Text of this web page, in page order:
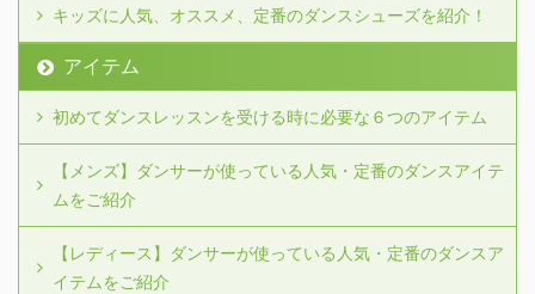
キッズに人気、オススメ、定番のダンスシューズを紹介！
アイテム
初めてダンスレッスンを受ける時に必要な６つのアイテム
【メンズ】ダンサーが使っている人気・定番のダンスアイテ
ムをご紹介
【レディース】ダンサーが使っている人気・定番のダンスア
イテムをご紹介